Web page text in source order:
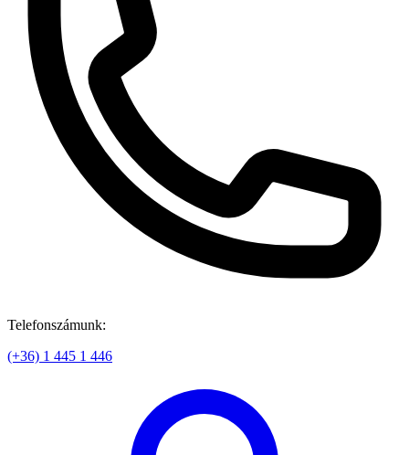
Telefonszámunk:
(+36) 1 445 1 446